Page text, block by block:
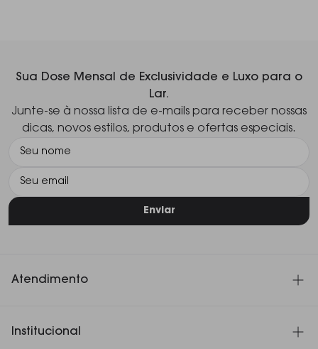
Sua Dose Mensal de Exclusividade e Luxo para o
Lar.
Junte-se à nossa lista de e-mails para receber nossas
dicas, novos estilos, produtos e ofertas especiais.
Enviar
Atendimento
SAC 11 3060-4180
Institucional